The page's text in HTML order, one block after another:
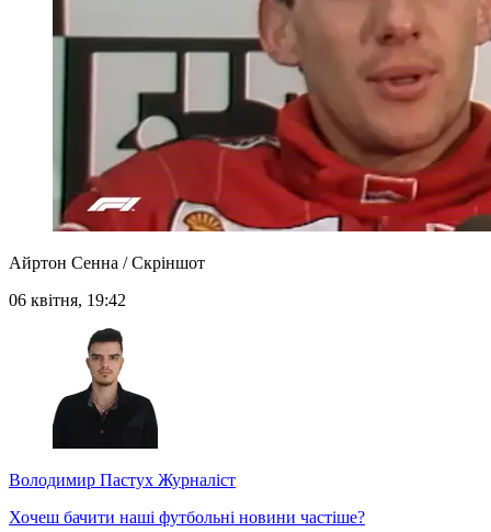
Айртон Сенна / Скріншот
06 квітня, 19:42
Володимир Пастух Журналіст
Хочеш бачити наші футбольні новини частіше?